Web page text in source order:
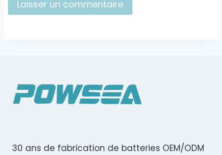
30 ans de fabrication de batteries OEM/ODM